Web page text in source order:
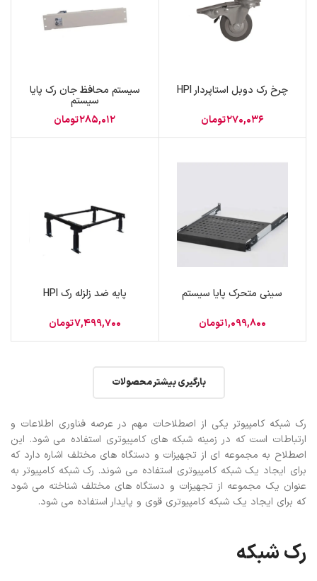
چرخ رک دوبل استاپردار HPI
270,036تومان
سیستم محافظ جان رک پایا
سیستم
285,012تومان
سینی متحرک پایا سیستم
1,099,800تومان
پایه ضد زلزله رک HPI
7,499,700تومان
بارگیری بیشتر محصولات
رک شبکه کامپیوتر یکی از اصطلاحات مهم در عرصه فناوری اطلاعات و
ارتباطات است که در زمینه شبکه های کامپیوتری استفاده می شود. این
اصطلاح به مجموعه ای از تجهیزات و دستگاه های مختلف اشاره دارد که
برای ایجاد یک شبکه کامپیوتری استفاده می شوند. رک شبکه کامپیوتر به
عنوان یک مجموعه از تجهیزات و دستگاه های مختلف شناخته می شود
که برای ایجاد یک شبکه کامپیوتری قوی و پایدار استفاده می شود.
رک شبکه